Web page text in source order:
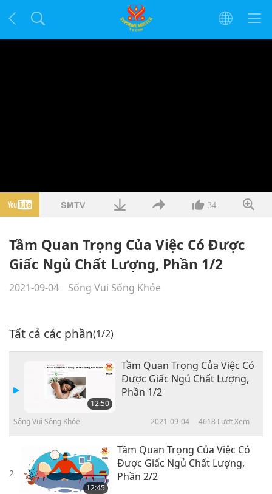
34
Tầm Quan Trọng Của Việc Có Được
Giấc Ngủ Chất Lượng, Phần 1/2
2021-09-04 Sống Vui Sống Khỏe
Tất cả các phần(1/2)
12:50
Tầm Quan Trọng Của Việc Có
Được Giấc Ngủ Chất Lượng,
Phần 1/2
Sống Vui Sống Khỏe 2021-09-04 4618 Lượt Xem
2
12:45
Tầm Quan Trọng Của Việc Có
Được Giấc Ngủ Chất Lượng,
Phần 2/2